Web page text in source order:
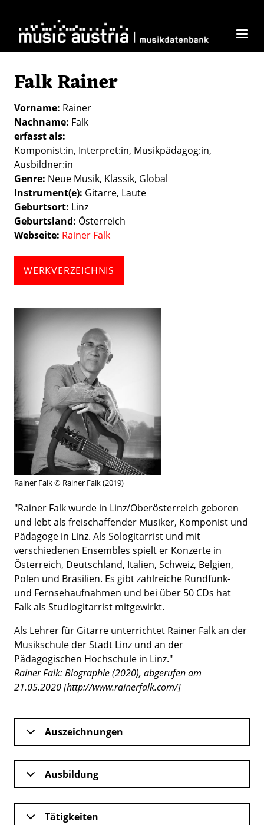
Falk Rainer
Vorname Rainer
Nachname Falk
erfasst als
Komponist:in Interpret:in Musikpädagog:in
Ausbildner:in
Genre Neue Musik Klassik Global
Instrument(e) Gitarre Laute
Geburtsort Linz
Geburtsland Österreich
Webseite Rainer Falk
WERKVERZEICHNIS
Rainer Falk © Rainer Falk (2019)
"Rainer Falk wurde in Linz/Oberösterreich geboren
und lebt als freischaffender Musiker, Komponist und
Pädagoge in Linz. Als Sologitarrist und mit
verschiedenen Ensembles spielt er Konzerte in
Österreich, Deutschland, Italien, Schweiz, Belgien,
Polen und Brasilien. Es gibt zahlreiche Rundfunk-
und Fernsehaufnahmen und bei über 50 CDs hat
Falk als Studiogitarrist mitgewirkt.
Als Lehrer für Gitarre unterrichtet Rainer Falk an der
Musikschule der Stadt Linz und an der
Pädagogischen Hochschule in Linz."
Rainer Falk: Biographie (2020), abgerufen am
21.05.2020 [http://www.rainerfalk.com/]
Auszeichnungen
Ausbildung
Tätigkeiten